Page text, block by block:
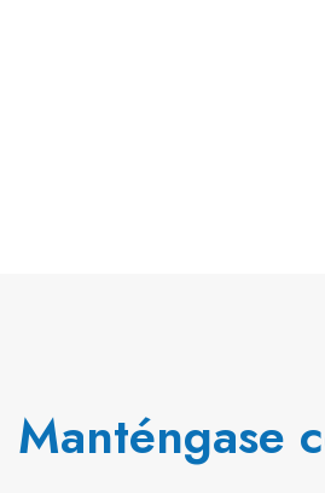
Manténgase